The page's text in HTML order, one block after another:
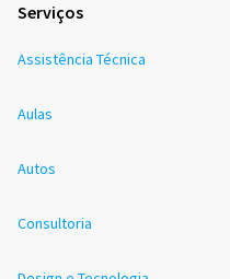
Serviços
Assistência Técnica
Aulas
Autos
Consultoria